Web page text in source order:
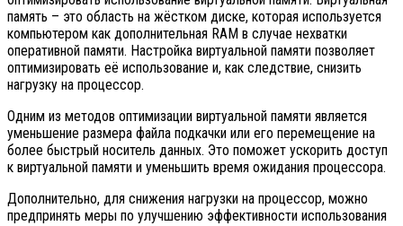
память – это область на жёстком диске, которая используется
компьютером как дополнительная RAM в случае нехватки
оперативной памяти. Настройка виртуальной памяти позволяет
оптимизировать её использование и, как следствие, снизить
нагрузку на процессор.
Одним из методов оптимизации виртуальной памяти является
уменьшение размера файла подкачки или его перемещение на
более быстрый носитель данных. Это поможет ускорить доступ
к виртуальной памяти и уменьшить время ожидания процессора.
Дополнительно, для снижения нагрузки на процессор, можно
предпринять меры по улучшению эффективности использования